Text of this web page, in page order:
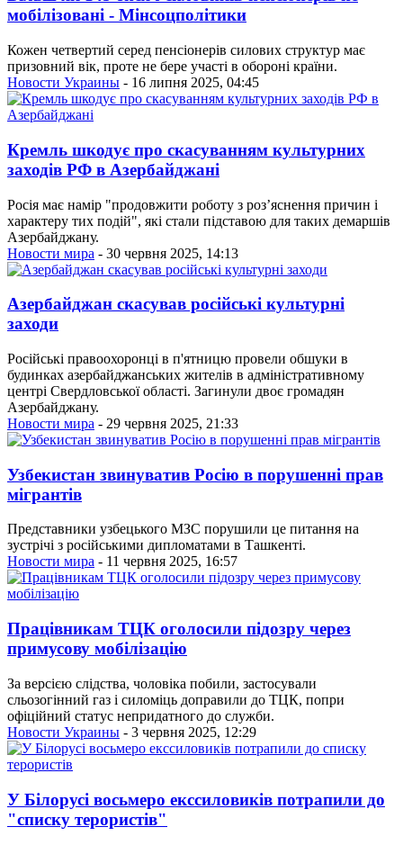
мобілізовані - Мінсоцполітики
Кожен четвертий серед пенсіонерів силових структур має
призовний вік, проте не бере участі в обороні країни.
Новости Украины - 16 липня 2025, 04:45
Кремль шкодує про скасуванням культурних
заходів РФ в Азербайджані
Росія має намір "продовжити роботу з роз’яснення причин і
характеру тих подій", які стали підставою для таких демаршів
Азербайджану.
Новости мира - 30 червня 2025, 14:13
Азербайджан скасував російські культурні
заходи
Російські правоохоронці в п'ятницю провели обшуки в
будинках азербайджанських жителів в адміністративному
центрі Свердловської області. Загинули двоє громадян
Азербайджану.
Новости мира - 29 червня 2025, 21:33
Узбекистан звинуватив Росію в порушенні прав
мігрантів
Представники узбецького МЗС порушили це питання на
зустрічі з російськими дипломатами в Ташкенті.
Новости мира - 11 червня 2025, 16:57
Працівникам ТЦК оголосили підозру через
примусову мобілізацію
За версією слідства, чоловіка побили, застосували
сльозогінний газ і силоміць доправили до ТЦК, попри
офіційний статус непридатного до служби.
Новости Украины - 3 червня 2025, 12:29
У Білорусі восьмеро екссиловиків потрапили до
"списку терористів"